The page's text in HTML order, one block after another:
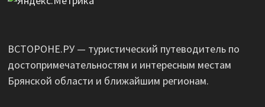
ВСТОРОНЕ.РУ — туристический путеводитель по
достопримечательностям и интересным местам
Брянской области и ближайшим регионам.